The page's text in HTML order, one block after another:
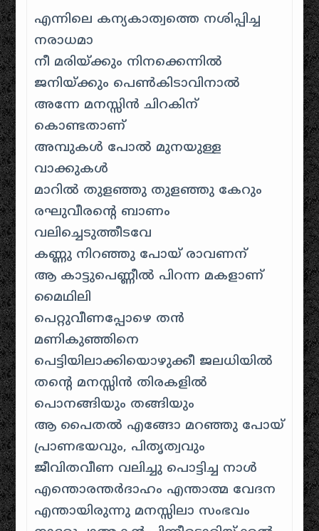
എന്നിലെ കന്യകാത്വത്തെ നശിപ്പിച്ച
നരാധമാ
നീ മരിയ്ക്കും നിനക്കെന്നിൽ
ജനിയ്ക്കും പെൺകിടാവിനാൽ
അന്നേ മനസ്സിൻ ചിറകിന്
കൊണ്ടതാണ്
അമ്പുകൾ പോൽ മുനയുള്ള
വാക്കുകൾ
മാറിൽ തുളഞ്ഞു തുളഞ്ഞു കേറും
രഘുവീരന്റെ ബാണം
വലിച്ചെടുത്തീടവേ
കണ്ണു നിറഞ്ഞു പോയ് രാവണന്
ആ കാട്ടുപെണ്ണീൽ പിറന്ന മകളാണ്
മൈഥിലി
പെറ്റുവീണപ്പോഴെ തൻ
മണികുഞ്ഞിനെ
പെട്ടിയിലാക്കിയൊഴുക്കീ ജലധിയിൽ
തന്റെ മനസ്സിൻ തിരകളിൽ
പൊനങ്ങിയും തങ്ങിയും
ആ പൈതൽ എങ്ങോ മറഞ്ഞു പോയ്
പ്രാണഭയവും, പിതൃത്വവും
ജീവിതവീണ വലിച്ചു പൊട്ടിച്ച നാൾ
എന്തൊരന്തർദാഹം എന്താത്മ വേദന
എന്തായിരുന്നു മനസ്സിലാ സംഭവം